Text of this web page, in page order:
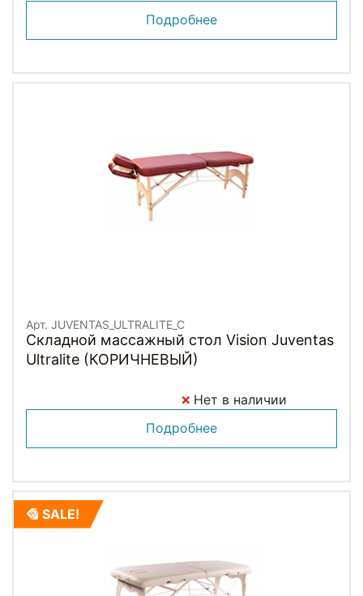
Подробнее
Арт. JUVENTAS_ULTRALITE_C
Складной массажный стол Vision Juventas
Ultralite (КОРИЧНЕВЫЙ)
Нет в наличии
Подробнее
SALE!